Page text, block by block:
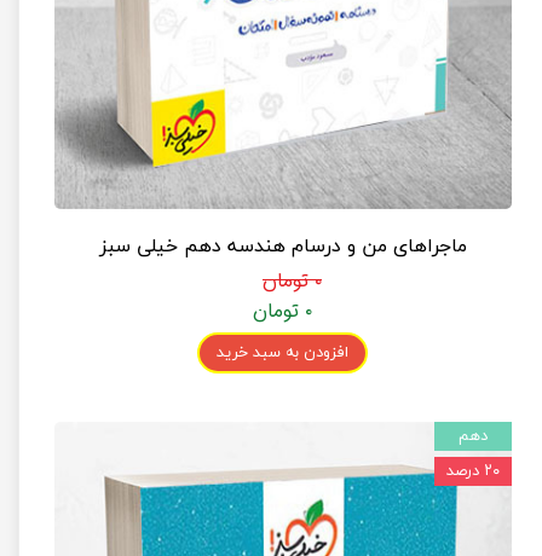
ماجراهای من و درسام هندسه دهم خیلی سبز
۰ تومان
۰ تومان
افزودن به سبد خرید
دهم
۲۰ درصد